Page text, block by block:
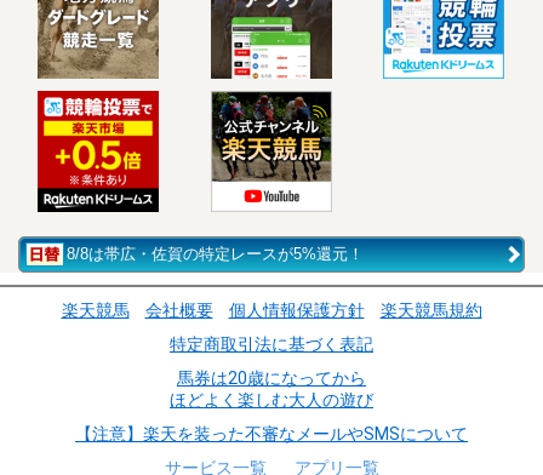
8/8は帯広・佐賀の特定レースが5%還元！
楽天競馬 会社概要 個人情報保護方針
楽天競馬規約
特定商取引法に基づく表記
馬券は20歳になってから
ほどよく楽しむ大人の遊び
【注意】楽天を装った不審なメールやSMSについて
サービス一覧
アプリ一覧